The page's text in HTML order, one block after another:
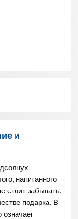
и
—
напитанного
стоит забывать,
подарка. В
означает